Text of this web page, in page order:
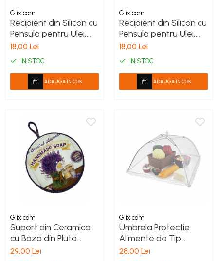
Glixicom
Recipient din Silicon cu
Pensula pentru Ulei,
Ou sau Unt Topit
18,00 Lei
IN STOC
ADAUGA IN COS
Glixicom
Recipient din Silicon cu
Pensula pentru Ulei,
Ou sau Unt Topit
18,00 Lei
IN STOC
ADAUGA IN COS
Glixicom
Suport din Ceramica
cu Baza din Pluta
Termorezistent
29,00 Lei
Glixicom
Umbrela Protectie
Alimente de Tip
Capac 60 x 40 cm
28,00 Lei